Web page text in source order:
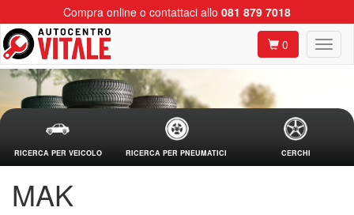
Compra online o contattaci allo 081 879 7018
0
RICERCA PER VEICOLO RICERCA PER PNEUMATICI CERCHI
MAK